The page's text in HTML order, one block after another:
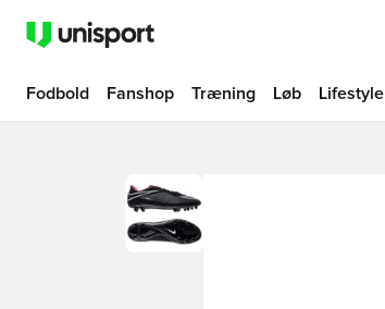
Fodbold Fanshop Træning Løb Lifestyle